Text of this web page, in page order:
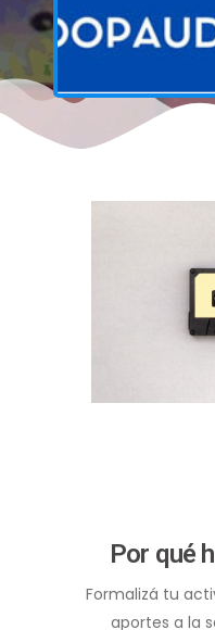
Por qué
Formalizá tu
aportes a la